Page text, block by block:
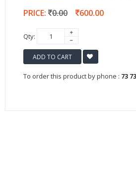
PRICE: 0.00 600.00
Qty:
ADD TO CART
To order this product by phone : 73